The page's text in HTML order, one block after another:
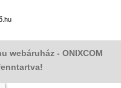
webáruház - ONIXCOM